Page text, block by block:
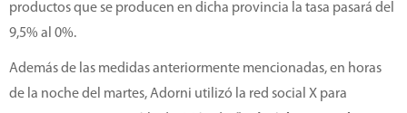
productos que se producen en dicha provincia la tasa pasará del
9,5% al 0%.
Además de las medidas anteriormente mencionadas, en horas
de la noche del martes, Adorni utilizó la red social X para